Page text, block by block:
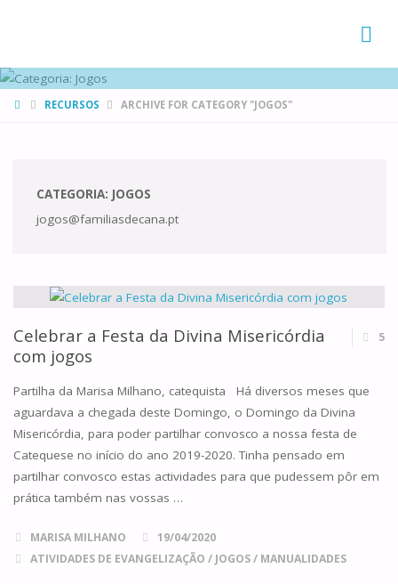
HOMERECURSOS ARCHIVE FOR CATEGORY "JOGOS"
CATEGORIA: JOGOS
jogos@familiasdecana.pt
Celebrar a Festa da Divina Misericórdia
com jogos
5
Partilha da Marisa Milhano, catequista Há diversos meses que
aguardava a chegada deste Domingo, o Domingo da Divina
Misericórdia, para poder partilhar convosco a nossa festa de
Catequese no início do ano 2019-2020. Tinha pensado em
partilhar convosco estas actividades para que pudessem pôr em
prática também nas vossas …
MARISA MILHANO
19/04/2020
ATIVIDADES DE EVANGELIZAÇÃO / JOGOS/ MANUALIDADES